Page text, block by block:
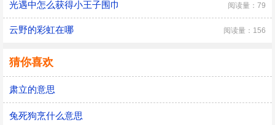
光遇中怎么获得小王子围巾 阅读量：79
云野的彩虹在哪 阅读量：156
猜你喜欢
肃立的意思
兔死狗烹什么意思